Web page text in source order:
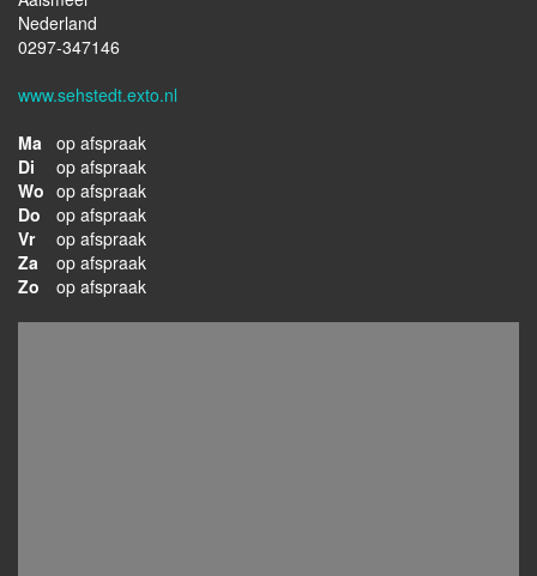
Nederland
0297-347146
www.sehstedt.exto.nl
Ma op afspraak
Di
op afspraak
Wo op afspraak
Do
op afspraak
Vr
op afspraak
Za
op afspraak
Zo
op afspraak